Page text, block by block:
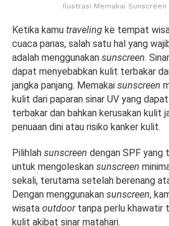
Ilustrasi Memakai Sunscreen
Ketika kamu traveling ke tempat
cuaca panas, salah satu hal yang
adalah menggunakan sunscreen.
dapat menyebabkan kulit terbakar
jangka panjang. Memakai sunscreen
kulit dari paparan sinar UV yang
terbakar dan bahkan kerusakan kulit
penuaan dini atau risiko kanker kulit.
Pilihlah sunscreen dengan SPF yang
untuk mengoleskan sunscreen
sekali, terutama setelah berenang
Dengan menggunakan sunscreen,
wisata outdoortanpa perlu khawatir
kulit akibat sinar matahari.